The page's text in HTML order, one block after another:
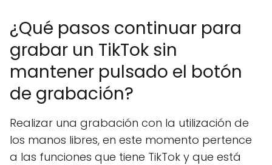
¿Qué pasos continuar para
grabar un TikTok sin
mantener pulsado el botón
de grabación?
Realizar una grabación con la utilización de
los manos libres, en este momento pertence
a las funciones que tiene TikTok y que está